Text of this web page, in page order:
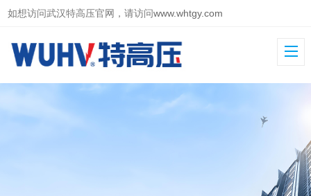
如想访问武汉特高压官网，请访问www.whtgy.com